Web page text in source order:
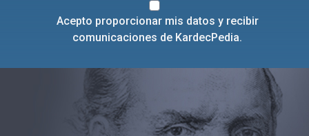
Acepto proporcionar mis datos y recibir
comunicaciones de KardecPedia.